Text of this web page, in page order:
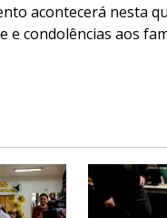
acontecerá nesta
e condolências aos